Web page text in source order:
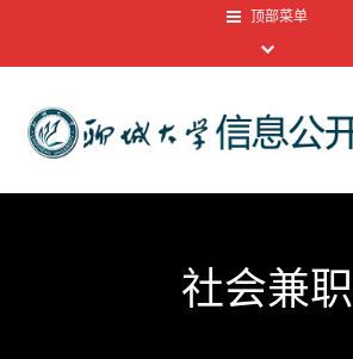
顶部菜单
基本信息
社会兼职